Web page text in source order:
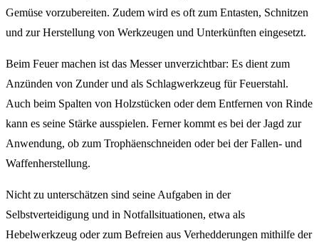
Gemüse vorzubereiten. Zudem wird es oft zum Entasten, Schnitzen
und zur Herstellung von Werkzeugen und Unterkünften eingesetzt.
Beim Feuer machen ist das Messer unverzichtbar: Es dient zum
Anzünden von Zunder und als Schlagwerkzeug für Feuerstahl.
Auch beim Spalten von Holzstücken oder dem Entfernen von Rinde
kann es seine Stärke ausspielen. Ferner kommt es bei der Jagd zur
Anwendung, ob zum Trophäenschneiden oder bei der Fallen- und
Waffenherstellung.
Nicht zu unterschätzen sind seine Aufgaben in der
Selbstverteidigung und in Notfallsituationen, etwa als
Hebelwerkzeug oder zum Befreien aus Verhedderungen mithilfe der